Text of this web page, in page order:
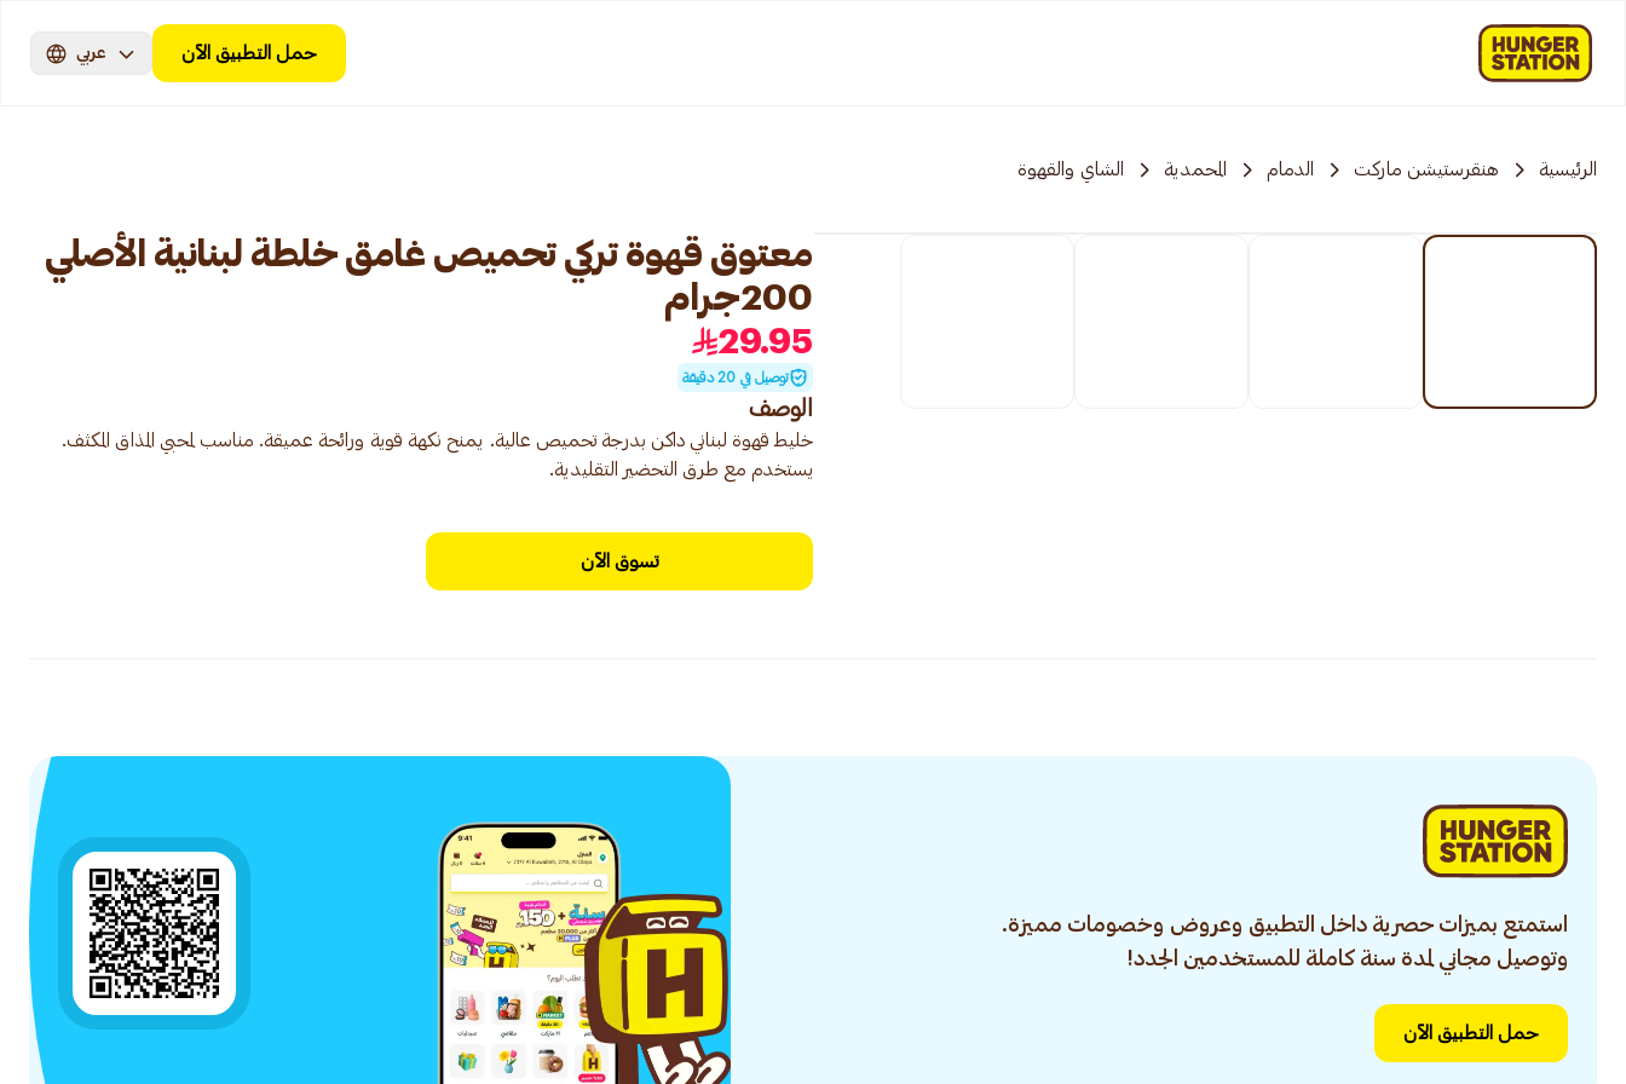
حمل التطبيق الآن عربي
الرئيسية هنقرستيشن ماركت الدمام المحمدية الشاي والقهوة
معتوق قهوة تركي تحميص غامق خلطة لبنانية الأصلي
200جرام
29.95
توصيل في 20 دقيقة
الوصف
خليط قهوة لبناني داكن بدرجة تحميص عالية. يمنح نكهة قوية ورائحة عميقة. مناسب لمحبي المذاق المكثف.
يستخدم مع طرق التحضير التقليدية.
تسوق الآن
استمتع بميزات حصرية داخل التطبيق وعروض وخصومات مميزة.
وتوصيل مجاني لمدة سنة كاملة للمستخدمين الجدد!
حمل التطبيق الآن